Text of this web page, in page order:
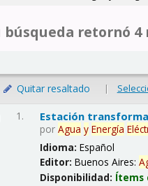
búsqueda retornó 4
Quitar resaltado |
1. Estación
porAgua y Energía
Idioma:Español
Editor:Buenos Aires:
Disponibilidad: Ítems